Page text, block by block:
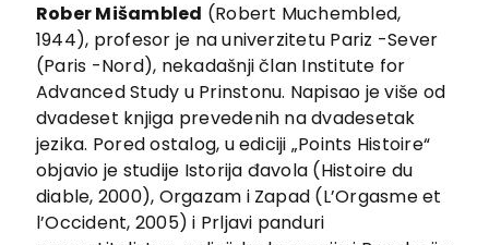
About us
Books
In preparation
Sale
Authors
News
EU PROJECTS
Rober Mišambled (Robert Muchembled,
1944), profesor je na univerzitetu Pariz -Sever
(Paris -Nord), nekadašnji član Institute for
Advanced Study u Prinstonu. Napisao je više od
dvadeset knjiga prevedenih na dvadesetak
jezika. Pored ostalog, u ediciji „Points Histoire“
objavio je studije Istorija đavola (Histoire du
diable, 2000), Orgazam i Zapad (L’Orgasme et
l’Occident, 2005) i Prljavi panduri